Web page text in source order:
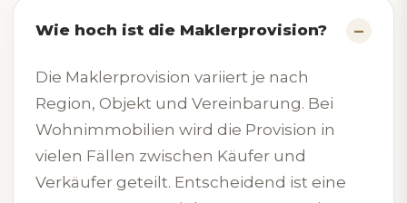
Wie hoch ist die Maklerprovision?
Die Maklerprovision variiert je nach
Region, Objekt und Vereinbarung. Bei
Wohnimmobilien wird die Provision in
vielen Fällen zwischen Käufer und
Verkäufer geteilt. Entscheidend ist eine